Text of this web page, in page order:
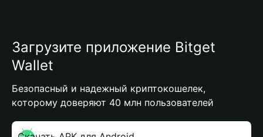
Загрузите приложение Bitget
Wallet
Безопасный и надежный криптокошелек,
которому доверяют 40 млн пользователей